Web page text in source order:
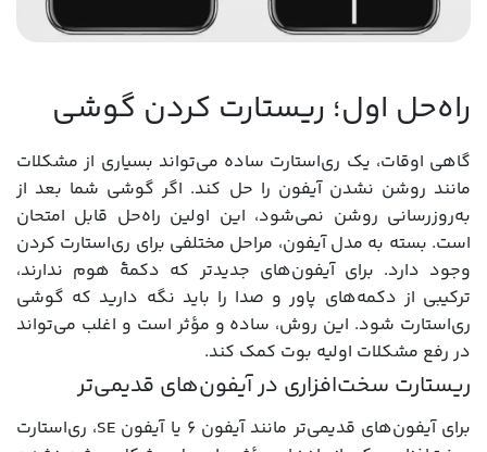
راه‌حل اول؛ ریستارت کردن گوشی
گاهی اوقات، یک ری‌استارت ساده می‌تواند بسیاری از مشکلات
مانند روشن نشدن آیفون را حل کند. اگر گوشی شما بعد از
به‌روزرسانی روشن نمی‌شود، این اولین راه‌حل قابل امتحان
است. بسته به مدل آیفون، مراحل مختلفی برای ری‌استارت کردن
وجود دارد. برای آیفون‌های جدیدتر که دکمۀ هوم ندارند،
ترکیبی از دکمه‌های پاور و صدا را باید نگه دارید که گوشی
ری‌استارت شود. این روش، ساده و مؤثر است و اغلب می‌تواند
در رفع مشکلات اولیه بوت کمک کند.
ریستارت سخت‌افزاری در آیفون‌های قدیمی‌تر
برای آیفون‌های قدیمی‌تر مانند آیفون ۶ یا آیفون SE، ری‌استارت